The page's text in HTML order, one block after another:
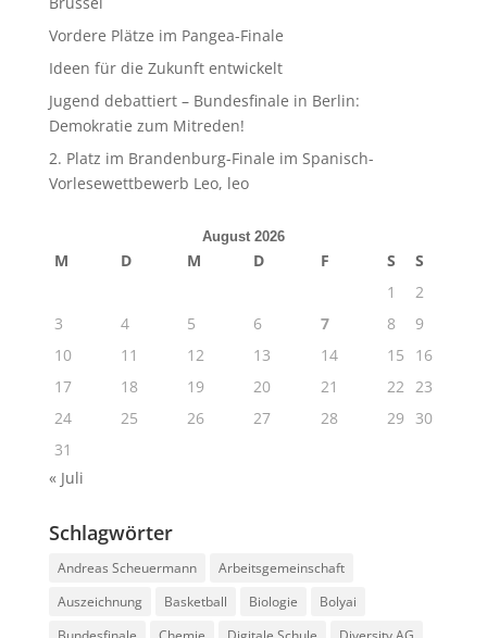
Vordere Plätze im Pangea-Finale
Ideen für die Zukunft entwickelt
Jugend debattiert – Bundesfinale in Berlin:
Demokratie zum Mitreden!
2. Platz im Brandenburg-Finale im Spanisch-
Vorlesewettbewerb Leo, leo
August 2026
M D M D F S
S
1
2
3
4 5 6 7 8
9
10
11 12 13 14 15
16
17
18 19 20 21 22 23
24
25 26 27 28 29
30
31
« Juli
Schlagwörter
Andreas Scheuermann
Arbeitsgemeinschaft
Auszeichnung
Basketball Biologie
Bolyai